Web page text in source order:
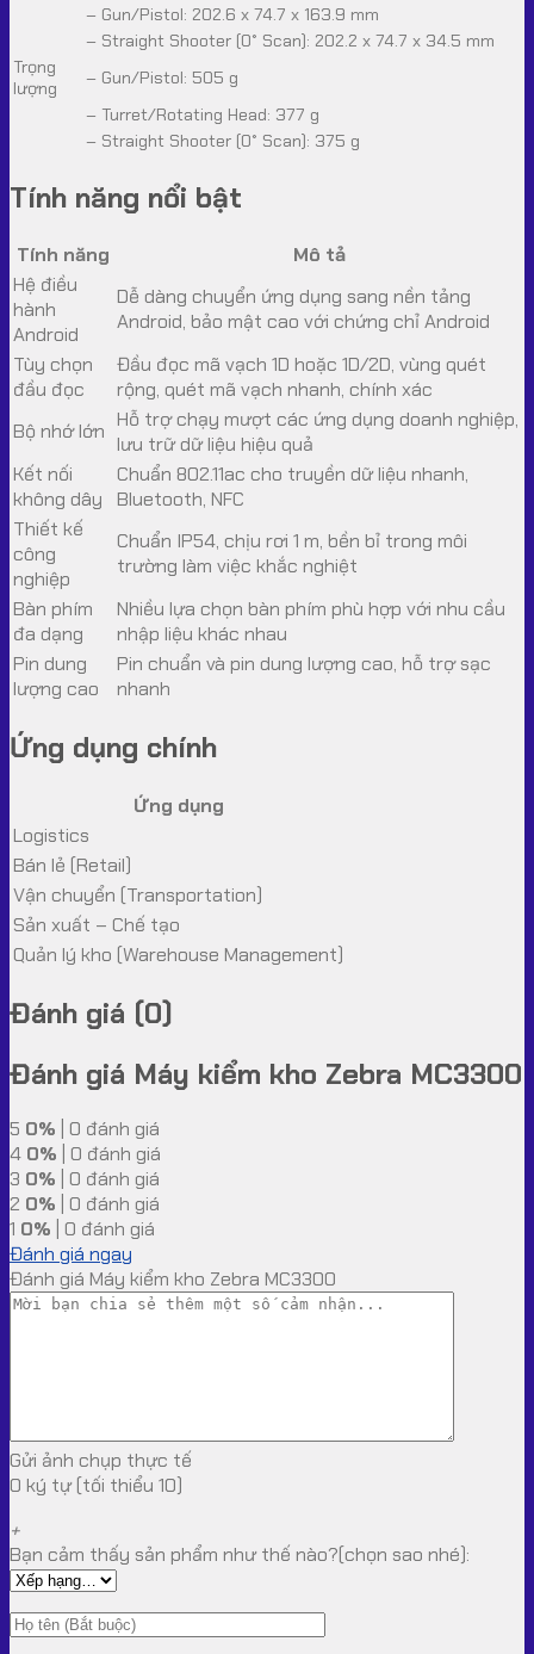
– Gun/Pistol: 202.6 x 74.7 x 163.9 mm
– Straight Shooter (0° Scan): 202.2 x 74.7 x 34.5 mm
Trọng
lượng
– Gun/Pistol: 505 g
– Turret/Rotating Head: 377 g
– Straight Shooter (0° Scan): 375 g
Tính năng nổi bật
Tính năng
Mô tả
Hệ điều
hành
Android
Dễ dàng chuyển ứng dụng sang nền tảng
Android, bảo mật cao với chứng chỉ Android
Tùy chọn
đầu đọc
Đầu đọc mã vạch 1D hoặc 1D/2D, vùng quét
rộng, quét mã vạch nhanh, chính xác
Bộ nhớ lớn Hỗ trợ chạy mượt các ứng dụng doanh nghiệp,
lưu trữ dữ liệu hiệu quả
Kết nối
không dây
Chuẩn 802.11ac cho truyền dữ liệu nhanh,
Bluetooth, NFC
Thiết kế
công
nghiệp
Chuẩn IP54, chịu rơi 1 m, bền bỉ trong môi
trường làm việc khắc nghiệt
Bàn phím
đa dạng
Nhiều lựa chọn bàn phím phù hợp với nhu cầu
nhập liệu khác nhau
Pin dung
lượng cao
Pin chuẩn và pin dung lượng cao, hỗ trợ sạc
nhanh
Ứng dụng chính
Ứng dụng
Logistics
Bán lẻ (Retail)
Vận chuyển (Transportation)
Sản xuất – Chế tạo
Quản lý kho (Warehouse Management)
Đánh giá (0)
Đánh giá Máy kiểm kho Zebra MC3300
5 0% | 0 đánh giá
4 0% | 0 đánh giá
3 0% | 0 đánh giá
2 0% | 0 đánh giá
1 0% | 0 đánh giá
Đánh giá ngay
Đánh giá Máy kiểm kho Zebra MC3300
Gửi ảnh chụp thực tế
0 ký tự (tối thiểu 10)
+
Bạn cảm thấy sản phẩm như thế nào?(chọn sao nhé):